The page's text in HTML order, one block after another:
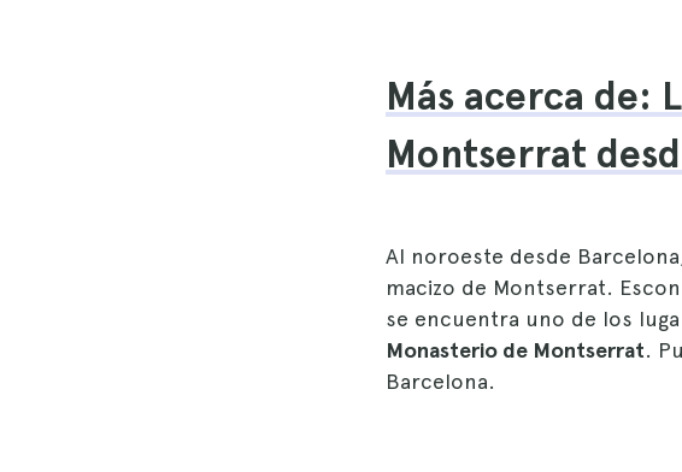
Más acerca de:
Montserrat
Al noroeste desde
macizo de Montserrat.
se encuentra uno de los
Monasterio de Montserrat.
Barcelona.